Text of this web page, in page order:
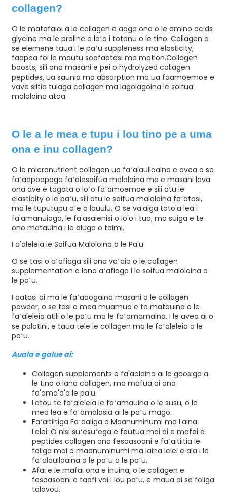
collagen?
O le matafaioi a le collagen e aoga ona o le amino acids
glycine ma le proline o loʻo i totonu o le tino. Collagen o
se elemene taua i le paʻu suppleness ma elasticity,
faapea foi le mautu soofaatasi ma motion.Collagen
boosts, sili ona masani e pei o hydrolyzed collagen
peptides, ua saunia mo absorption ma ua faamoemoe e
vave siitia tulaga collagen ma lagolagoina le soifua
maloloina atoa.
O le a le mea e tupu i lou tino pe a uma
ona e inu collagen?
O le micronutrient collagen ua faʻalauiloaina e avea o se
faʻaopoopoga faʻalesoifua maloloina ma e masani lava
ona ave e tagata o loʻo faʻamoemoe e sili atu le
elasticity o le paʻu, sili atu le soifua maloloina faʻatasi,
ma le tuputupu aʻe o lauulu. O se va'aiga toto'a lea i
fa'amanuiaga, le fa'asaienisi o lo'o i tua, ma suiga e te
ono matauina i le aluga o taimi.
Fa'aleleia le Soifua Maloloina o le Pa'u
O se tasi o aʻafiaga sili ona vaʻaia o le collagen
supplementation o lona aʻafiaga i le soifua maloloina o
le paʻu.
Faatasi ai ma le faʻaaogaina masani o le collagen
powder, o se tasi o mea muamua e te matauina o le
faʻaleleia atili o le paʻu ma le faʻamamaina. I le avea ai o
se polotini, e taua tele le collagen mo le faʻaleleia o le
paʻu.
Auala e galue ai:
Collagen supplements e fa'aolaina ai le gaosiga a
le tino o lana collagen, ma mafua ai ona
fa'ama'a'a le pa'u.
Latou te faʻaleleia le faʻamauina o le susu, o le
mea lea e faʻamalosia ai le paʻu mago.
Faʻaitiitiga Faʻaaliga o Maanuminumi ma Laina
Lelei: O nisi suʻesuʻega e fautua mai ai e mafai e
peptides collagen ona fesoasoani e faʻaitiitia le
foliga mai o maanuminumi ma laina lelei e ala i le
faʻalauiloaina o le paʻu o le paʻu.
Afai e le mafai ona e inuina, o le collagen e
fesoasoani e taofi vai i lou paʻu, e maua ai se foliga
talavou.